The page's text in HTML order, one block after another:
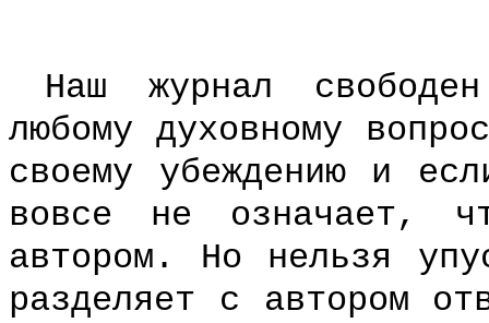
Наш журнал
любому духовному
своему убеждению и
вовсе не означает,
автором. Но нельзя
разделяет с автором